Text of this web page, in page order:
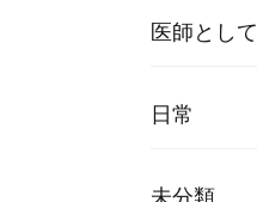
医師として
日常
未分類